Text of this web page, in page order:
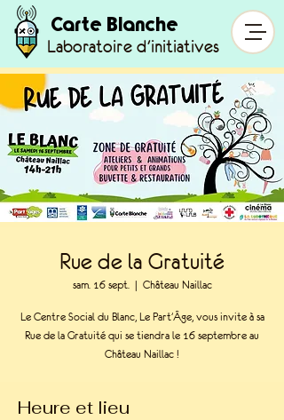
Carte Blanche
Laboratoire d'initiatives
Rue de la Gratuité
sam. 16 sept.
  |
Château Naillac
Le Centre Social du Blanc, Le Part'Âge, vous invite à sa
Rue de la Gratuité qui se tiendra le 16 septembre au
Château Naillac !
Heure et lieu